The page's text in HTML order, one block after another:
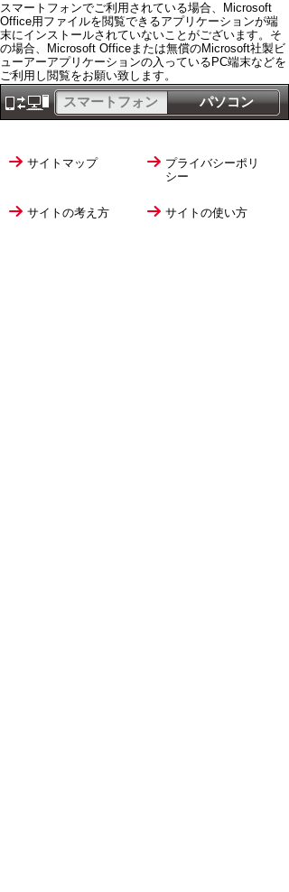
スマートフォンでご利用されている場合、Microsoft
Office用ファイルを閲覧できるアプリケーションが端
末にインストールされていないことがございます。そ
の場合、Microsoft Officeまたは無償のMicrosoft社製ビ
ューアーアプリケーションの入っているPC端末などを
ご利用し閲覧をお願い致します。
パソコン
スマートフォン
サイトマップ
プライバシーポリ
シー
サイトの考え方 サイトの使い方